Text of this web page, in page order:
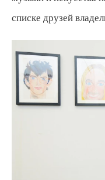
списке друзей